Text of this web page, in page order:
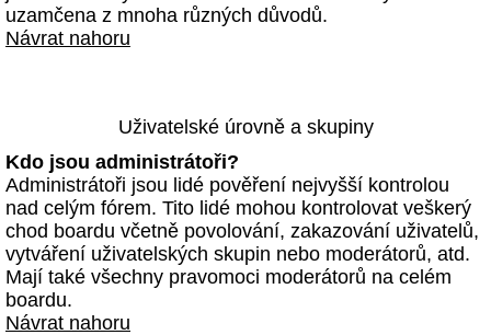
uzamčena z mnoha různých důvodů.
Návrat nahoru
Uživatelské úrovně a skupiny
Kdo jsou administrátoři?
Administrátoři jsou lidé pověření nejvyšší kontrolou
nad celým fórem. Tito lidé mohou kontrolovat veškerý
chod boardu včetně povolování, zakazování uživatelů,
vytváření uživatelských skupin nebo moderátorů, atd.
Mají také všechny pravomoci moderátorů na celém
boardu.
Návrat nahoru